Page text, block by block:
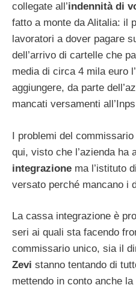
collegate all’indennità di
fatto a monte da Alitalia: il
lavoratori a dover pagare
dell’arrivo di cartelle che
media di circa 4 mila euro
aggiungere, da parte
mancati versamenti
I problemi del
qui, visto che l’azienda ha
integrazione ma l’istituto
versato perché mancano i
La cassa integrazione è
seri ai quali sta facendo
commissario unico, sia il
Zevi stanno tentando di
mettendo in conto anche